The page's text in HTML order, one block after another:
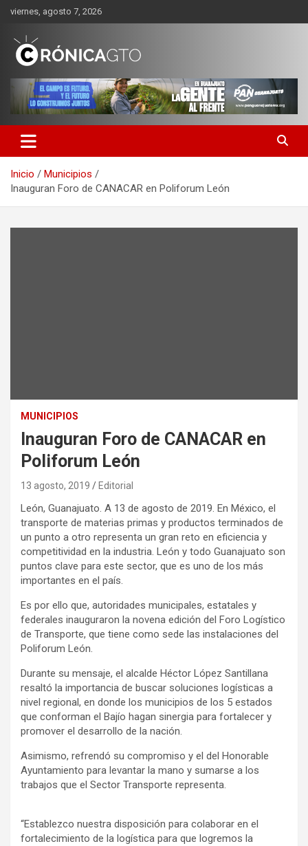
Saltar
contenido
viernes, agosto 7, 2026
CRONICA GUANAJUATO
Inicio
Municipios
Inauguran Foro de CANACAR en Poliforum León
MUNICIPIOS
Inauguran Foro de CANACAR en
Poliforum León
13 agosto, 2019 Editorial
León, Guanajuato. A 13 de agosto de 2019. En México, el
transporte de materias primas y productos terminados de
un punto a otro representa un gran reto en eficiencia y
competitividad en la industria. León y todo Guanajuato son
puntos clave para este sector, que es uno de los más
importantes en el país.
Es por ello que, autoridades municipales, estatales y
federales inauguraron la novena edición del Foro Logístico
de Transporte, que tiene como sede las instalaciones del
Poliforum León.
Durante su mensaje, el alcalde Héctor López Santillana
resaltó la importancia de buscar soluciones logísticas a
nivel regional, en donde los municipios de los 5 estados
que conforman el Bajío hagan sinergia para fortalecer y
promover el desarrollo de la nación.
Asimismo, refrendó su compromiso y el del Honorable
Ayuntamiento para levantar la mano y sumarse a los
trabajos que el Sector Transporte representa.
“Establezco nuestra disposición para colaborar en el
fortalecimiento de la logística para que logremos la